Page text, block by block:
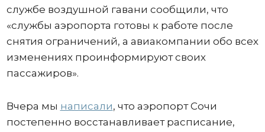
службе воздушной гавани сообщили, что
«службы аэропорта готовы к работе после
снятия ограничений, а авиакомпании обо всех
изменениях проинформируют своих
пассажиров».
Вчера мы написали, что аэропорт Сочи
постепенно восстанавливает расписание,